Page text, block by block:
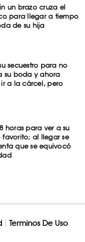
un brazo cruza el
para llegar a tiempo
de su hija
secuestro para no
su boda y ahora
a la cárcel, pero
horas para ver a su
favorito; al llegar se
que se equivocó
Terminos De Uso